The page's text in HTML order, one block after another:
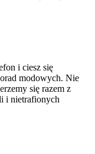
i ciesz się
modowych. Nie
się razem z
i nietrafionych